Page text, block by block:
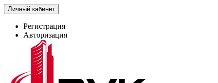
Личный кабинет
Регистрация
Авторизация